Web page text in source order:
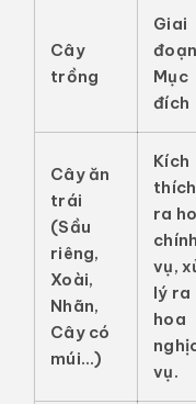
Cây
trồng
Giai
Mục
đích
Cây ăn
trái
(Sầu
riêng,
Xoài,
Nhãn,
Cây có
múi...)
Kích
thích
ra
chính
vụ,
lý ra
hoa
vụ.